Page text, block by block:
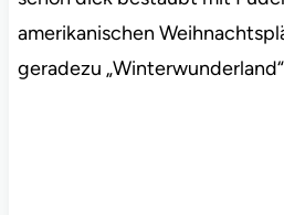
amerikanischen
geradezu